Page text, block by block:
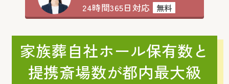
24時間365日対応 無料
家族葬自社ホール保有数と
提携斎場数が都内最大級